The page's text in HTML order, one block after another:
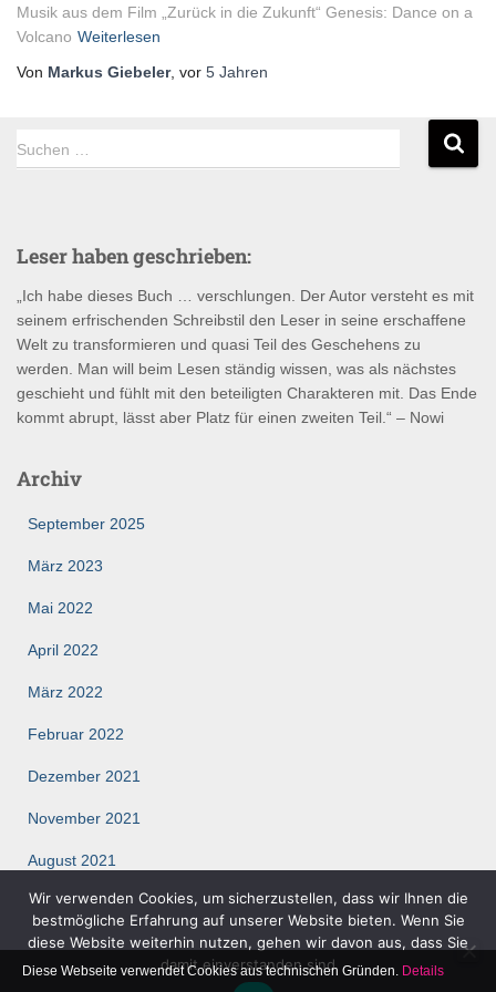
Musik aus dem Film „Zurück in die Zukunft“ Genesis: Dance on a
Volcano Weiterlesen
Von Markus Giebeler, vor 5 Jahren
S
u
n
n
c
Suchen …
Leser haben geschrieben:
„Ich habe dieses Buch … verschlungen. Der Autor versteht es mit
seinem erfrischenden Schreibstil den Leser in seine erschaffene
Welt zu transformieren und quasi Teil des Geschehens zu
werden. Man will beim Lesen ständig wissen, was als nächstes
geschieht und fühlt mit den beteiligten Charakteren mit. Das Ende
kommt abrupt, lässt aber Platz für einen zweiten Teil.“ – Nowi
Archiv
September 2025
März 2023
Mai 2022
April 2022
März 2022
Februar 2022
Dezember 2021
November 2021
August 2021
März 2021
Diese Webseite verwendet Cookies aus technischen Gründen. Details
Wir verwenden Cookies, um sicherzustellen, dass wir Ihnen die
bestmögliche Erfahrung auf unserer Website bieten. Wenn Sie
diese Website weiterhin nutzen, gehen wir davon aus, dass Sie
damit einverstanden sind